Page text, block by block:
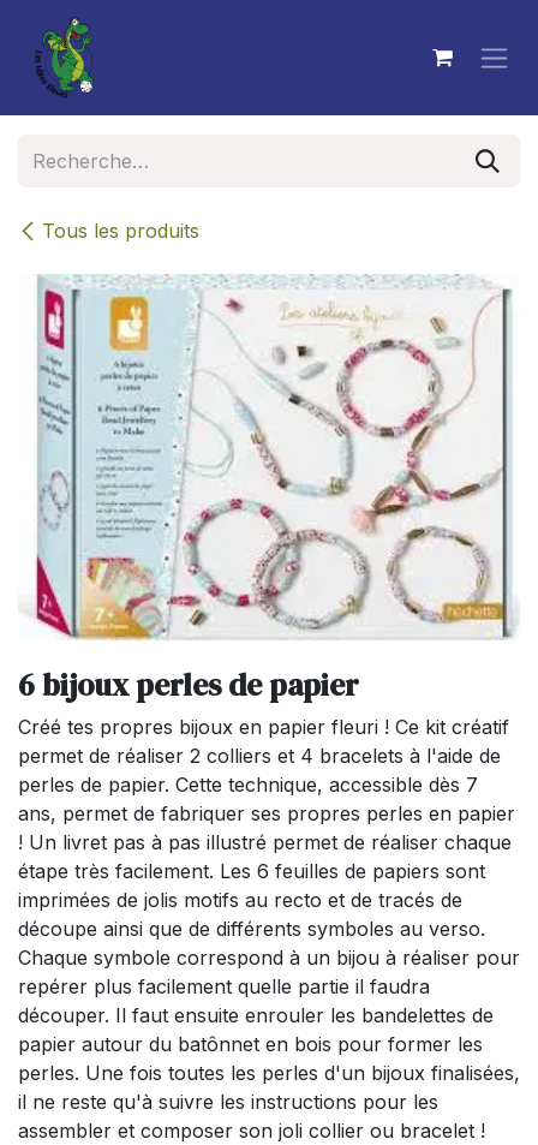
Se rendre au contenu
Tous les produits
6 bijoux perles de papier
Créé tes propres bijoux en papier fleuri ! Ce kit créatif
permet de réaliser 2 colliers et 4 bracelets à l'aide de
perles de papier. Cette technique, accessible dès 7
ans, permet de fabriquer ses propres perles en papier
! Un livret pas à pas illustré permet de réaliser chaque
étape très facilement. Les 6 feuilles de papiers sont
imprimées de jolis motifs au recto et de tracés de
découpe ainsi que de différents symboles au verso.
Chaque symbole correspond à un bijou à réaliser pour
repérer plus facilement quelle partie il faudra
découper. Il faut ensuite enrouler les bandelettes de
papier autour du batônnet en bois pour former les
perles. Une fois toutes les perles d'un bijoux finalisées,
il ne reste qu'à suivre les instructions pour les
assembler et composer son joli collier ou bracelet !